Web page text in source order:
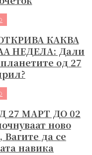
КАКВА
НЕДЕЛА: Дали
од 27
27 МАРТ ДО 02
ново
Вагите да се
навика